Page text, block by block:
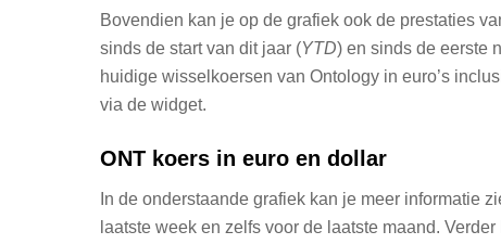
Bovendien kan je op de grafiek ook de prestaties
sinds de start van dit jaar (YTD) en sinds de eerste
huidige wisselkoersen van Ontology in euro’s
via de widget.
ONT koers in euro en dollar
In de onderstaande grafiek kan je meer informatie
laatste week en zelfs voor de laatste maand.